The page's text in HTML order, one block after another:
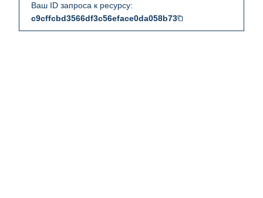
Ваш ID запроса к ресурсу:
c9cffcbd3566df3c56eface0da058b73